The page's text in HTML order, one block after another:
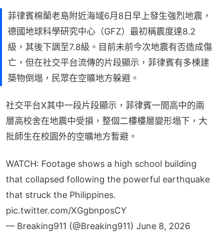
菲律賓棉蘭老島附近海域6月8日早上發生強烈地震，
德國地球科學研究中心（GFZ）最初稱震度達8.2
級，其後下調至7.8級。目前未前今次地震有否造成傷
亡，但在社交平台流傳的片段顯示，菲律賓有多楝建
築物倒塌，民眾在空曠地方躲避。
社交平台X其中一段片段顯示，菲律賓一間高中的兩
層高校舍在地震中受損，整個二樓樓層變形塌下，大
批師生在校園外的空曠地方暫避。
WATCH: Footage shows a high school building
that collapsed following the powerful earthquake
that struck the Philippines.
pic.twitter.com/XGgbnposCY
— Breaking911 (@Breaking911) June 8, 2026